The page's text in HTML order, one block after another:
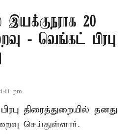
இயக்குநராக 20
- வெங்கட் பிரபு
pm
திரைத்துறையில் தனது
செய்துள்ளார்.